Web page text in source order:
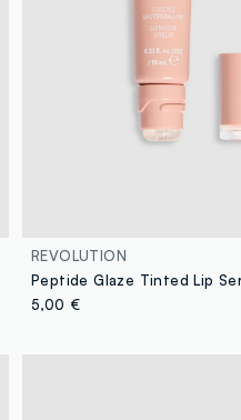
REVOLUTION
5,00 €